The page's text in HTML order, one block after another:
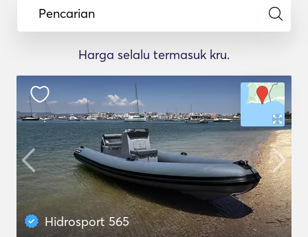
Pencarian
Harga selalu termasuk kru.
Hidrosport 565